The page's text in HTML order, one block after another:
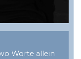
Worte allein